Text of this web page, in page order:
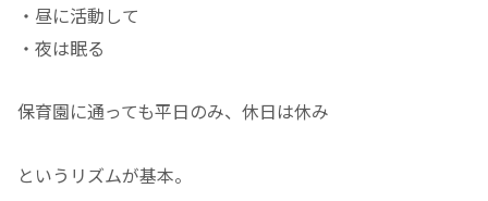
・昼に活動して
・夜は眠る
保育園に通っても平日のみ、休日は休み
というリズムが基本。